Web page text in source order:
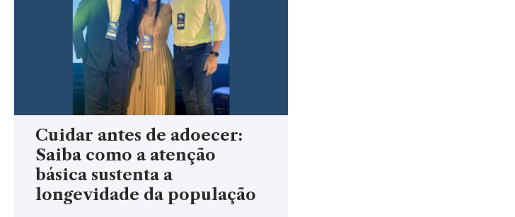
Cuidar antes de adoecer:
Saiba como a atenção
básica sustenta a
longevidade da população